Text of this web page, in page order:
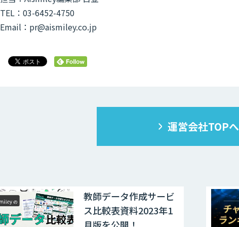
TEL：03-6452-4750
Email：pr@aismiley.co.jp
運営会社TOPへ
教師データ作成サービ
ス比較表資料2023年1